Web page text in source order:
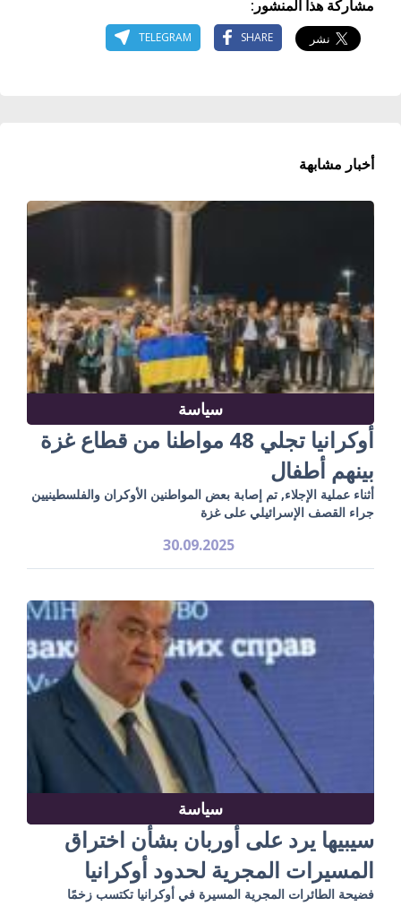
مشاركة هذا المنشور:
SHARE
TELEGRAM
أخبار مشابهة
سياسة
أوكرانيا تجلي 48 مواطنا من قطاع غزة
بينهم أطفال
أثناء عملية الإجلاء, تم إصابة بعض المواطنين الأوكران والفلسطينيين
جراء القصف الإسرائيلي على غزة
30.09.2025
سياسة
سيبيها يرد على أوربان بشأن اختراق
المسيرات المجرية لحدود أوكرانيا
فضيحة الطائرات المجرية المسيرة في أوكرانيا تكتسب زخمًا